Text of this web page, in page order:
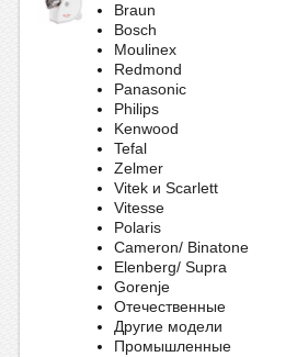
Braun
Bosch
Moulinex
Redmond
Panasonic
Philips
Kenwood
Tefal
Zelmer
Vitek и Scarlett
Vitesse
Polaris
Cameron/ Binatone
Elenberg/ Supra
Gorenje
Отечественные
Другие модели
Промышленные